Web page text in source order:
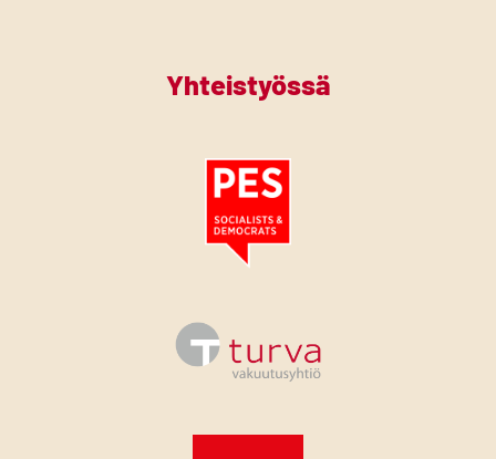
Yhteistyössä
Tutustu PES:n periaatejulistukseen